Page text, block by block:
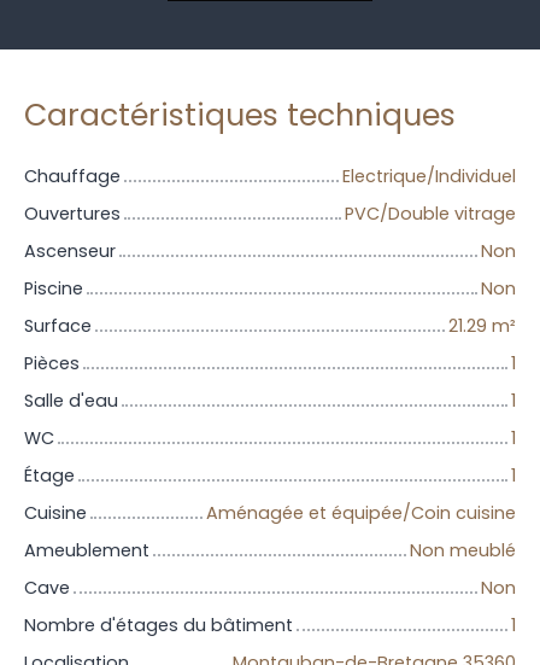
Caractéristiques techniques
Chauffage
Electrique/Individuel
Ouvertures
PVC/Double vitrage
Ascenseur
Non
Piscine
Non
Surface
21.29 m²
Pièces
1
Salle d'eau
1
WC
1
Étage
1
Cuisine
Aménagée et équipée/Coin cuisine
Ameublement
Non meublé
Cave
Non
Nombre d'étages du bâtiment
1